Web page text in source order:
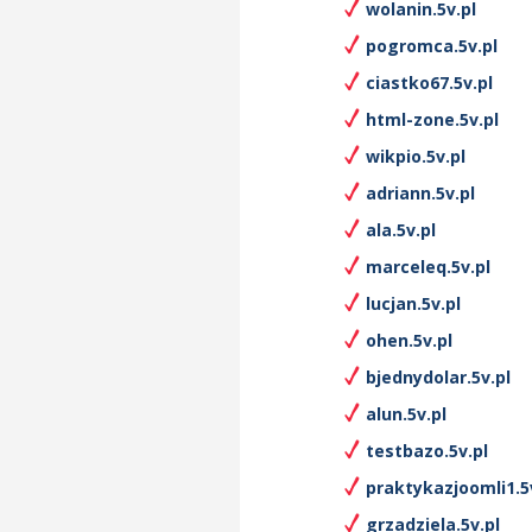
wolanin.5v.pl
pogromca.5v.pl
ciastko67.5v.pl
html-zone.5v.pl
wikpio.5v.pl
adriann.5v.pl
ala.5v.pl
marceleq.5v.pl
lucjan.5v.pl
ohen.5v.pl
bjednydolar.5v.pl
alun.5v.pl
testbazo.5v.pl
grzadziela.5v.pl